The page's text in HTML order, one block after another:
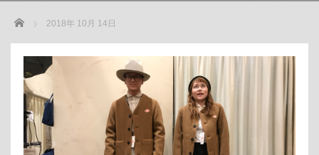
Home 2018年 10月 14日